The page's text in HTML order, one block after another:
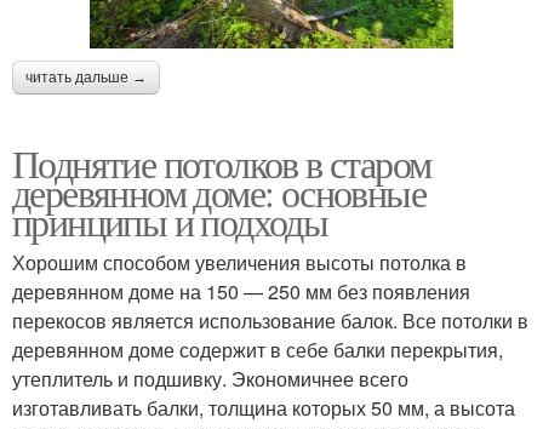
читать дальше →
Поднятие потолков в старом
деревянном доме: основные
принципы и подходы
Хорошим способом увеличения высоты потолка в
деревянном доме на 150 — 250 мм без появления
перекосов является использование балок. Все потолки в
деревянном доме содержит в себе балки перекрытия,
утеплитель и подшивку. Экономичнее всего
изготавливать балки, толщина которых 50 мм, а высота